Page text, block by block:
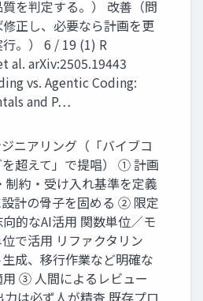
を判定する。） 改善（問
正し、必要なら計画を更
。） 6 / 19 (1) R
al. arXiv:2505.19443
vs. Agentic Coding:
and P…
ニアリング（「バイブコ
超えて」で提唱） ① 計画
制約・受け入れ基準を定義
計の骨子を固める ② 限定
的なAI活用 関数単位／モ
で活用 リファクタリン
成、移行作業など明確な
用 ③ 人間によるレビュー